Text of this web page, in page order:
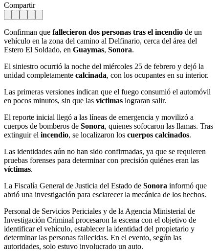
Compartir
Confirman que fallecieron dos personas tras el incendio de un
vehículo en la zona del camino al Delfinario, cerca del área del
Estero El Soldado, en Guaymas, Sonora.
El siniestro ocurrió la noche del miércoles 25 de febrero y dejó la
unidad completamente calcinada, con los ocupantes en su interior.
Las primeras versiones indican que el fuego consumió el automóvil
en pocos minutos, sin que las víctimas lograran salir.
El reporte inicial llegó a las líneas de emergencia y movilizó a
cuerpos de bomberos de Sonora, quienes sofocaron las llamas. Tras
extinguir el incendio, se localizaron los cuerpos calcinados.
Las identidades aún no han sido confirmadas, ya que se requieren
pruebas forenses para determinar con precisión quiénes eran las
víctimas.
La Fiscalía General de Justicia del Estado de Sonora informó que
abrió una investigación para esclarecer la mecánica de los hechos.
Personal de Servicios Periciales y de la Agencia Ministerial de
Investigación Criminal procesaron la escena con el objetivo de
identificar el vehículo, establecer la identidad del propietario y
determinar las personas fallecidas. En el evento, según las
autoridades, solo estuvo involucrado un auto.